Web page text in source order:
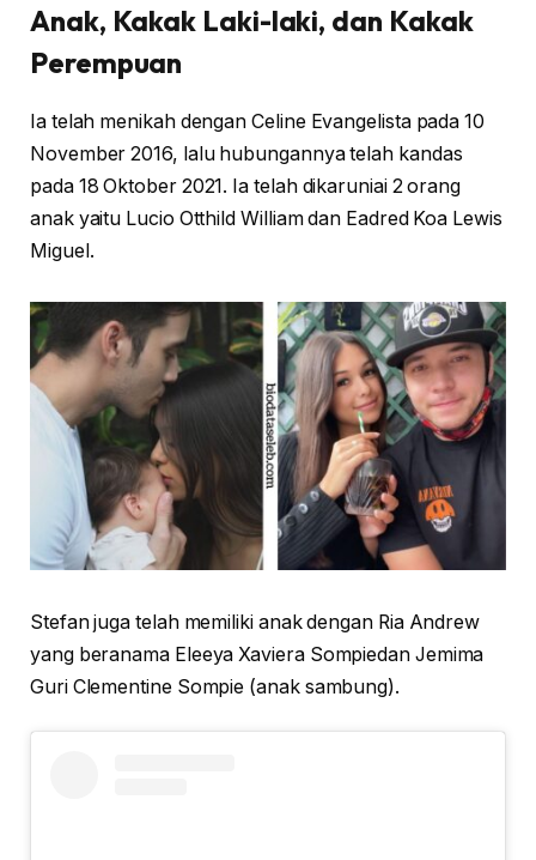
Anak, Kakak Laki-laki, dan Kakak
Perempuan
Ia telah menikah dengan Celine Evangelista pada 10
November 2016, lalu hubungannya telah kandas
pada 18 Oktober 2021. Ia telah dikaruniai 2 orang
anak yaitu Lucio Otthild William dan Eadred Koa Lewis
Miguel.
Stefan juga telah memiliki anak dengan Ria Andrew
yang beranama Eleeya Xaviera Sompiedan Jemima
Guri Clementine Sompie (anak sambung).